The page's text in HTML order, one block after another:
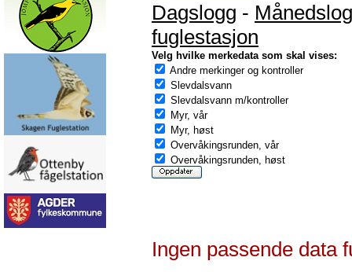
Dagslogg -
fuglestasjon
Velg hvilke merkedata som skal vises:
Andre merkinger og kontroller
Slevdalsvann
Slevdalsvann m/kontroller
Myr, vår
Myr, høst
Overvåkingsrunden, vår
Overvåkingsrunden, høst
Ingen passende data